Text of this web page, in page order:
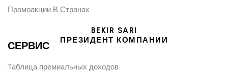
BEKIR SARI
ПРЕЗИДЕНТ КОМПАНИИ
Промоакции В Странах
СЕРВИС
Таблица премиальных доходов